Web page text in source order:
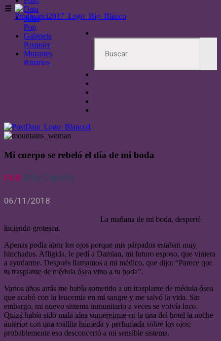
Data
After
Pop
Gabinete
Pasquier
Mutantes
Binarios
Mi cuerpo se rebeló el día de mi boda
POR Ibby Caputo
06/11/2018
La mañana de mi boda, desperté
luciendo grotesca.
Apenas podía abrir los ojos porque mis párpados estaban muy
hinchados. Afligida, le pedí a Damian, mi futuro esposo, que viniera
a ayudarme. Después llamamos a mi médico, que dijo: “Parece que
tu trasplante de médula ósea vino a tu boda”.
Varios años atrás me había sometido a un trasplante de médula ósea
que acabó con la leucemia en mi sangre y me salvó la vida. Sin
embargo, mi nuevo sistema inmunitario a veces se volvía loco.
Quizá había sido mala idea sumergirme en la tina del hotel la noche
anterior con una toallita húmeda y perfumada sobre los ojos;
probablemente eso desconcertó a mi sensible sistema.